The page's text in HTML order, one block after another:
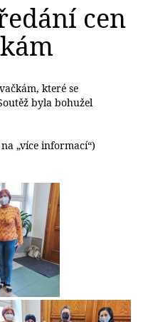
cen
které se
byla bohužel
„více informací“)